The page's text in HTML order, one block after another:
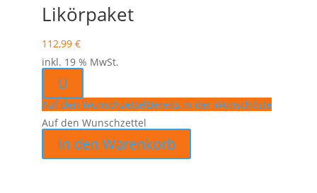
Likörpaket
112,99 €
inkl. 19 % MwSt.
U
Auf den WunschzettelBereits in der Wunschliste
Auf den Wunschzettel
In den Warenkorb